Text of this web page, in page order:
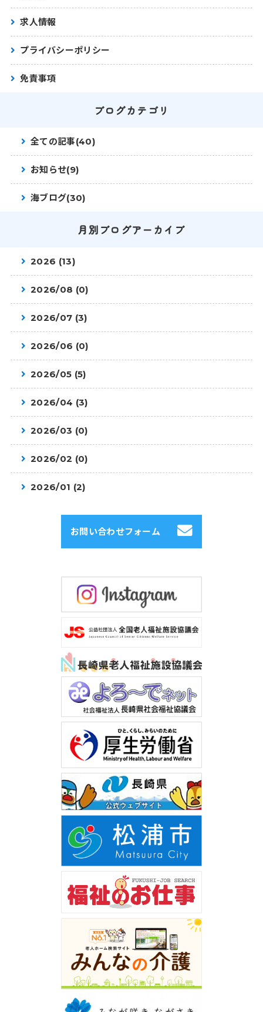
求人情報
プライバシーポリシー
免責事項
ブログカテゴリ
全ての記事(40)
お知らせ(9)
海ブログ(30)
月別ブログアーカイブ
2026 (13)
2026/08 (0)
2026/07 (3)
2026/06 (0)
2026/05 (5)
2026/04 (3)
2026/03 (0)
2026/02 (0)
2026/01 (2)
お問い合わせフォーム